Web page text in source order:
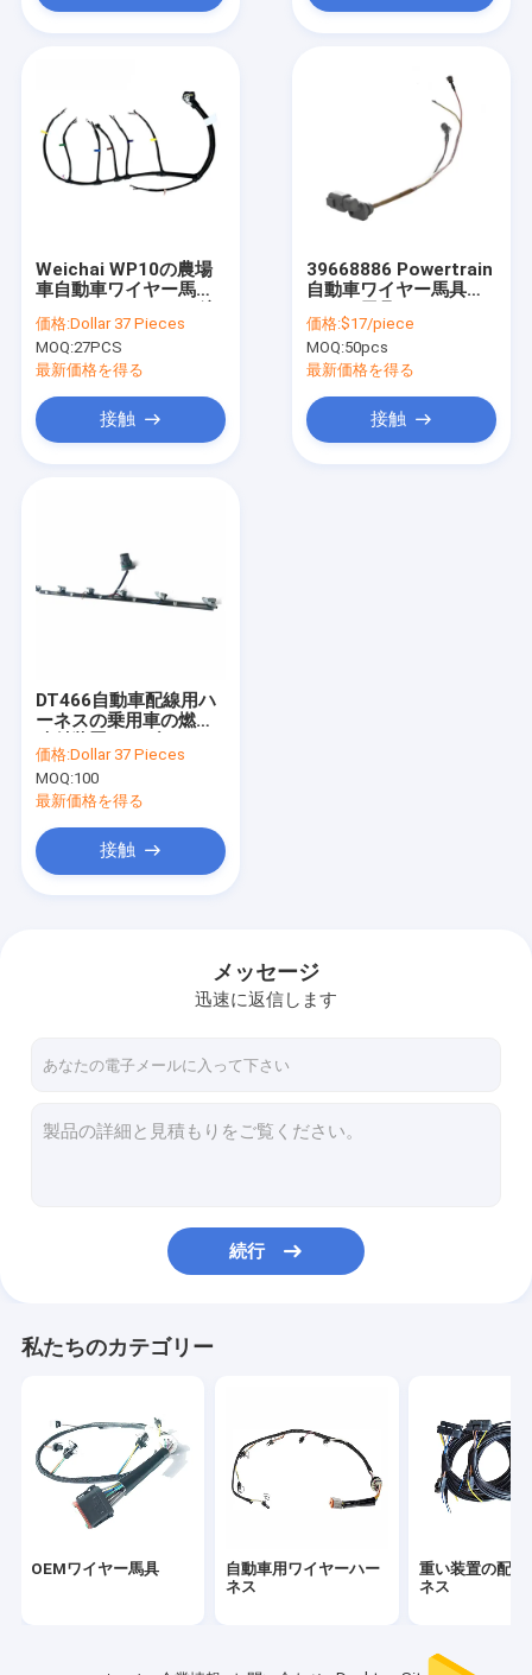
私達について
私達に連絡しなさい
ニュース
場合
自動車用ワイヤーハーネス
電子配線用ハーネス
アフター・マーケットの配線用ハーネス
オートバイの配線用ハーネス
医学ワイヤー馬具
普遍的な配線用ハーネス
Weichai WP10の農場
車自動車ワイヤー馬具
入器ワイヤー馬具
価格:Dollar 37 Pieces
MOQ:27PCS
最新価格を得る
接触
39668886 Powertrain
自動車ワイヤー馬具ワ
ブル会議
価格:$17/piece
MOQ:50pcs
最新価格を得る
接触
DT466自動車配線用ハ
ーネスの乗用車の燃料
価格:Dollar 37 Pieces
MOQ:100
最新価格を得る
接触
メッセージ
迅速に返信します
続行
私たちのカテゴリー
OEMワイヤー馬具
自動車用ワイヤーハー
ネス
重い装置の配線
ネス